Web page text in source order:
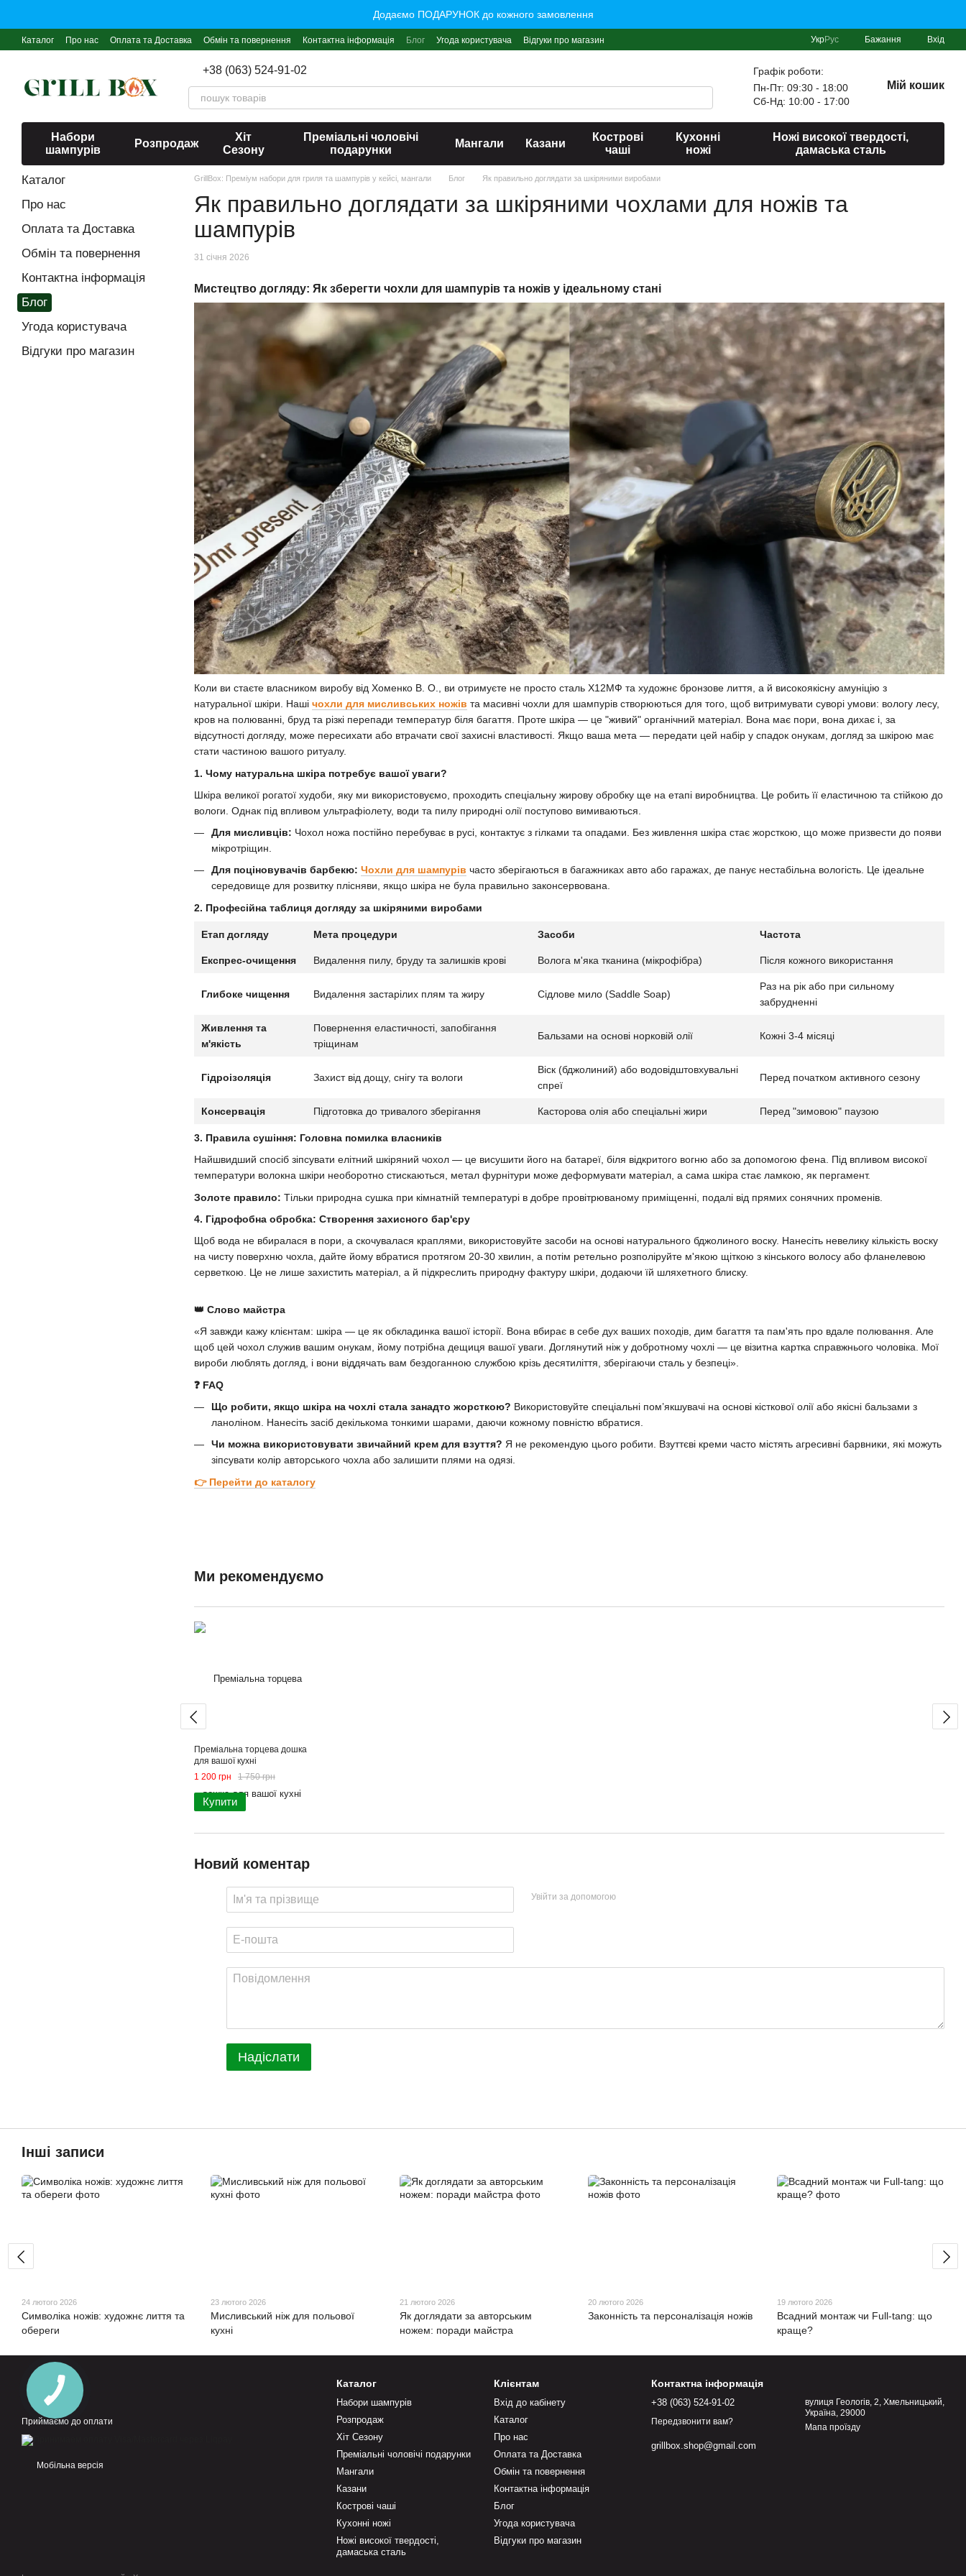
Додаємо ПОДАРУНОК до кожного замовлення
Каталог Про нас Оплата та Доставка Обмін та повернення Контактна інформація Блог Угода користувача Відгуки про магазин УкрРус Бажання Вхід
+38 (063) 524-91-02
Графік роботи:
Пн-Пт: 09:30 - 18:00
Сб-Нд: 10:00 - 17:00
Мій кошик
Набори
шампурів
Розпродаж
Хіт
Сезону
Преміальні чоловічі
подарунки
Мангали Казани
Кострові
чаші
Кухонні
ножі
Ножі високої твердості,
дамаська сталь
GrillBox: Преміум набори для гриля та шампурів у кейсі, мангали Блог Як правильно доглядати за шкіряними виробами
Як правильно доглядати за шкіряними чохлами для ножів та
шампурів
31 січня 2026
Мистецтво догляду: Як зберегти чохли для шампурів та ножів у ідеальному стані
Коли ви стаєте власником виробу від Хоменко В. О., ви отримуєте не просто сталь Х12МФ та художнє бронзове лиття, а й високоякісну амуніцію з
натуральної шкіри. Наші чохли для мисливських ножів та масивні чохли для шампурів створюються для того, щоб витримувати суворі умови: вологу лесу,
кров на полюванні, бруд та різкі перепади температур біля багаття. Проте шкіра — це "живий" органічний матеріал. Вона має пори, вона дихає і, за
відсутності догляду, може пересихати або втрачати свої захисні властивості. Якщо ваша мета — передати цей набір у спадок онукам, догляд за шкірою має
стати частиною вашого ритуалу.
1. Чому натуральна шкіра потребує вашої уваги?
Шкіра великої рогатої худоби, яку ми використовуємо, проходить спеціальну жирову обробку ще на етапі виробництва. Це робить її еластичною та стійкою до
вологи. Однак під впливом ультрафіолету, води та пилу природні олії поступово вимиваються.
Для мисливців: Чохол ножа постійно перебуває в русі, контактує з гілками та опадами. Без живлення шкіра стає жорсткою, що може призвести до появи
мікротріщин.
Для поціновувачів барбекю: Чохли для шампурів часто зберігаються в багажниках авто або гаражах, де панує нестабільна вологість. Це ідеальне
середовище для розвитку плісняви, якщо шкіра не була правильно законсервована.
2. Професійна таблиця догляду за шкіряними виробами
Етап догляду Мета процедури Засоби Частота
Експрес-очищення Видалення пилу, бруду та залишків крові Волога м'яка тканина (мікрофібра) Після кожного використання
Глибоке чищення Видалення застарілих плям та жиру Сідлове мило (Saddle Soap)
Раз на рік або при сильному
забрудненні
Живлення та
м'якість
Повернення еластичності, запобігання
тріщинам
Бальзами на основі норковій олії Кожні 3-4 місяці
Гідроізоляція Захист від дощу, снігу та вологи
Віск (бджолиний) або водовідштовхувальні
спреї
Перед початком активного сезону
Консервація Підготовка до тривалого зберігання Касторова олія або спеціальні жири Перед "зимовою" паузою
3. Правила сушіння: Головна помилка власників
Найшвидший спосіб зіпсувати елітний шкіряний чохол — це висушити його на батареї, біля відкритого вогню або за допомогою фена. Під впливом високої
температури волокна шкіри необоротно стискаються, метал фурнітури може деформувати матеріал, а сама шкіра стає ламкою, як пергамент.
Золоте правило: Тільки природна сушка при кімнатній температурі в добре провітрюваному приміщенні, подалі від прямих сонячних променів.
4. Гідрофобна обробка: Створення захисного бар'єру
Щоб вода не вбиралася в пори, а скочувалася краплями, використовуйте засоби на основі натурального бджолиного воску. Нанесіть невелику кількість воску
на чисту поверхню чохла, дайте йому вбратися протягом 20-30 хвилин, а потім ретельно розполіруйте м'якою щіткою з кінського волосу або фланелевою
серветкою. Це не лише захистить матеріал, а й підкреслить природну фактуру шкіри, додаючи їй шляхетного блиску.
👑 Слово майстра
«Я завжди кажу клієнтам: шкіра — це як обкладинка вашої історії. Вона вбирає в себе дух ваших походів, дим багаття та пам'ять про вдале полювання. Але
щоб цей чохол служив вашим онукам, йому потрібна дещиця вашої уваги. Доглянутий ніж у добротному чохлі — це візитна картка справжнього чоловіка. Мої
вироби люблять догляд, і вони віддячать вам бездоганною службою крізь десятиліття, зберігаючи сталь у безпеці».
❓ FAQ
Що робити, якщо шкіра на чохлі стала занадто жорсткою? Використовуйте спеціальні пом’якшувачі на основі кісткової олії або якісні бальзами з
ланоліном. Нанесіть засіб декількома тонкими шарами, даючи кожному повністю вбратися.
Чи можна використовувати звичайний крем для взуття? Я не рекомендую цього робити. Взуттєві креми часто містять агресивні барвники, які можуть
зіпсувати колір авторського чохла або залишити плями на одязі.
👉 Перейти до каталогу
Ми рекомендуємо
Преміальна торцева дошка
для вашої кухні
1 200 грн
1 750 грн
Купити
Новий коментар
Увійти за допомогою
Надіслати
Каталог
Про нас
Оплата та Доставка
Обмін та повернення
Контактна інформація
Блог
Угода користувача
Відгуки про магазин
Інші записи
24 лютого 2026
Символіка ножів: художнє лиття та
обереги
23 лютого 2026
Мисливський ніж для польової
кухні
21 лютого 2026
Як доглядати за авторським
ножем: поради майстра
20 лютого 2026
Законність та персоналізація ножів
19 лютого 2026
Всадний монтаж чи Full-tang: що
краще?
Приймаємо до оплати
Мобільна версія
Каталог
Набори шампурів
Розпродаж
Хіт Сезону
Преміальні чоловічі подарунки
Мангали
Казани
Кострові чаші
Кухонні ножі
Ножі високої твердості,
дамаська сталь
Клієнтам
Вхід до кабінету
Каталог
Про нас
Оплата та Доставка
Обмін та повернення
Контактна інформація
Блог
Угода користувача
Відгуки про магазин
Контактна інформація
+38 (063) 524-91-02
Передзвонити вам?
grillbox.shop@gmail.com
вулиця Геологів, 2, Хмельницький,
Україна, 29000
Мапа проїзду